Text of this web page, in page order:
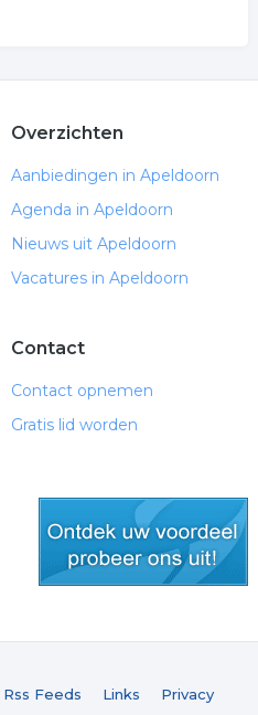
Overzichten
Aanbiedingen in Apeldoorn
Agenda in Apeldoorn
Nieuws uit Apeldoorn
Vacatures in Apeldoorn
Contact
Contact opnemen
Gratis lid worden
Rss Feeds Links Privacy